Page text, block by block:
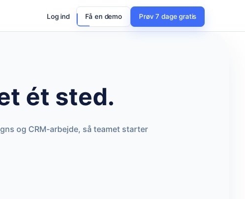
Log ind Få en demo Prøv 7 dage gratis
ét sted.
og CRM-arbejde, så teamet starter